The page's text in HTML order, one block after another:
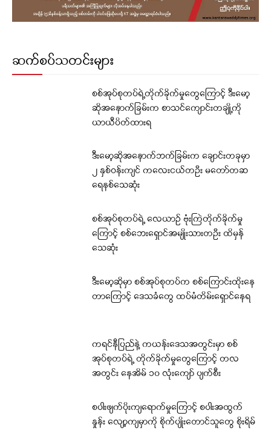
ဆက်စပ်သတင်းများ
စစ်အုပ်စုတပ်ရဲ့တိုက်ခိုက်မှုတွေကြောင့် ဒီးမော့
ဆိုအနောက်ခြမ်းက စာသင်ကျောင်းတချို့ကို
ယာယီပိတ်ထားရ
ဒီးမော့ဆိုအနောက်ဘက်ခြမ်းက ချောင်းတခုမှာ
၂ နှစ်ဝန်းကျင် ကလေးငယ်တဦး မတော်တဆ
ရေနစ်သေဆုံး
စစ်အုပ်စုတပ်ရဲ့ လေယာဉ် ဗုံးကြဲတိုက်ခိုက်မှု
ကြောင့် စစ်ဘေးရှောင်အမျိုးသားတဦး ထိမှန်
သေဆုံး
ဒီးမော့ဆိုမှာ စစ်အုပ်စုတပ်က စစ်ကြောင်းထိုးနေ
တာကြောင့် ဒေသခံတွေ ထပ်မံတိမ်းရှောင်နေရ
ကရင်နီပြည်နဲ့ ကယန်းဒေသအတွင်းမှာ စစ်
အုပ်စုတပ်ရဲ့ တိုက်ခိုက်မှုတွေကြောင့် တလ
အတွင်း နေအိမ် ၁၀ လုံးကျော် ပျက်စီး
စပါးဖျက်ပိုးကျရောက်မှုကြောင့် စပါးအထွက်
နှုန်း လျော့ကျမှာကို စိုက်ပျိုးတောင်သူတွေ စိုးရိမ်